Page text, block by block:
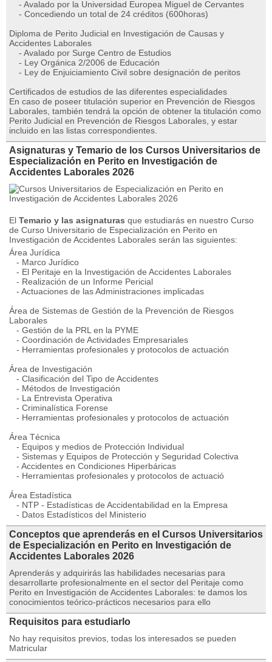
- Avalado por la Universidad Europea Miguel de Cervantes
- Concediendo un total de 24 créditos (600horas)
Diploma de Perito Judicial en Investigación de Causas y
Accidentes Laborales
- Avalado por Surge Centro de Estudios
- Ley Orgánica 2/2006 de Educación
- Ley de Enjuiciamiento Civil sobre designación de peritos
Certificados de estudios de las diferentes especialidades
En caso de poseer titulación superior en Prevención de Riesgos
Laborales, también tendrá la opción de obtener la titulación como
Perito Judicial en Prevención de Riesgos Laborales, y estar
incluido en las listas correspondientes.
Asignaturas y Temario de los Cursos Universitarios de
Especialización en Perito en Investigación de
Accidentes Laborales 2026
El Temario y las asignaturas que estudiarás en nuestro Curso
de Curso Universitario de Especialización en Perito en
Investigación de Accidentes Laborales serán las siguientes:
Área Jurídica
- Marco Jurídico
- El Peritaje en la Investigación de Accidentes Laborales
- Realización de un Informe Pericial
- Actuaciones de las Administraciones implicadas
Área de Sistemas de Gestión de la Prevención de Riesgos
Laborales
- Gestión de la PRL en la PYME
- Coordinación de Actividades Empresariales
- Herramientas profesionales y protocolos de actuación
Área de Investigación
- Clasificación del Tipo de Accidentes
- Métodos de Investigación
- La Entrevista Operativa
- Criminalística Forense
- Herramientas profesionales y protocolos de actuación
Área Técnica
- Equipos y medios de Protección Individual
- Sistemas y Equipos de Protección y Seguridad Colectiva
- Accidentes en Condiciones Hiperbáricas
- Herramientas profesionales y protocolos de actuació
Área Estadística
- NTP - Estadísticas de Accidentabilidad en la Empresa
- Datos Estadísticos del Ministerio
Conceptos que aprenderás en el Cursos Universitarios
de Especialización en Perito en Investigación de
Accidentes Laborales 2026
Aprenderás y adquirirás las habilidades necesarias para
desarrollarte profesionalmente en el sector del Peritaje como
Perito en Investigación de Accidentes Laborales: te damos los
conocimientos teórico-prácticos necesarios para ello
Requisitos para estudiarlo
No hay requisitos previos, todas los interesados se pueden
Matricular